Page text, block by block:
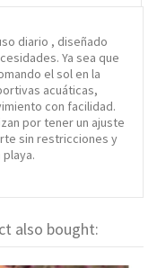
diario , diseñado
Ya sea que
el sol en la
acuáticas,
con facilidad.
por tener un ajuste
sin restricciones y
also bought: